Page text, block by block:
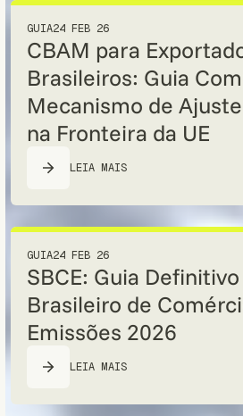
GUIA24 FEB 26
CBAM para
Brasileiros: Guia
Mecanismo de
na Fronteira da UE
LEIA MAIS
GUIA24 FEB 26
SBCE: Guia
Brasileiro de
Emissões 2026
LEIA MAIS